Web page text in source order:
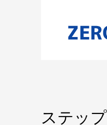
ステッ